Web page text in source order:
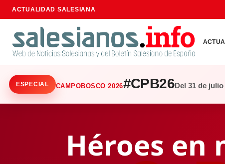
ACTUALIDAD SALESIANA
ESPECIAL CAMPOBOSCO 2026#CPB26Del 31 de
Héroes en